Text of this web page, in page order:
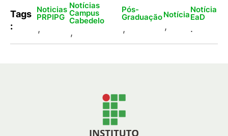
Tags
:
Noticias
PRPIPG
,
Notícias
Campus
Cabedelo
,
Pós-
Graduação
,
Notícia
,
Notícia
EaD
.